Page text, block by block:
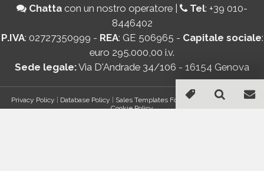
Chatta con un nostro operatore | Tel: +39 010-
8446402
P.IVA: 02727350999 - REA: GE 506965 - Capitale sociale:
euro 295.000,00 i.v.
Sede legale:Via D'Andrade 34/106 - 16154 Genova
Privacy Policy | Database Policy | Sales Templates For Gmail - AddOn Policy|
Cookie Policy